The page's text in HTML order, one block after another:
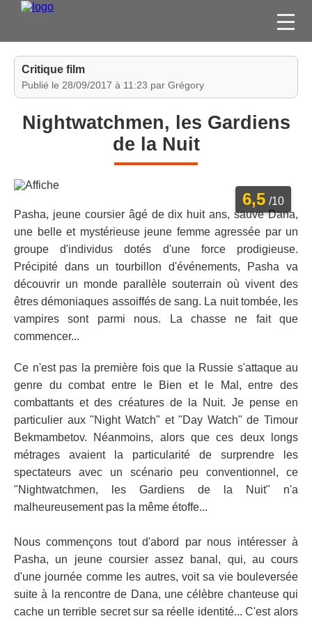
FILMS
JEUX VIDÉO
CONCOURS
ESPACE
MEMBRE
Critique film
Publié le 28/09/2017 à 11:23 par Grégory
Nightwatchmen, les Gardiens
de la Nuit
6,5 /10
Pasha, jeune coursier âgé de dix huit ans, sauve Dana,
une belle et mystérieuse jeune femme agressée par un
groupe d'individus dotés d'une force prodigieuse.
Précipité dans un tourbillon d'événements, Pasha va
découvrir un monde parallèle souterrain où vivent des
êtres démoniaques assoiffés de sang. La nuit tombée, les
vampires sont parmi nous. La chasse ne fait que
commencer...
Ce n'est pas la première fois que la Russie s'attaque au
genre du combat entre le Bien et le Mal, entre des
combattants et des créatures de la Nuit. Je pense en
particulier aux "Night Watch" et "Day Watch" de Timour
Bekmambetov. Néanmoins, alors que ces deux longs
métrages avaient la particularité de surprendre les
spectateurs avec un scénario peu conventionnel, ce
"Nightwatchmen, les Gardiens de la Nuit" n'a
malheureusement pas la même étoffe...
Nous commençons tout d'abord par nous intéresser à
Pasha, un jeune coursier assez banal, qui, au cours
d'une journée comme les autres, voit sa vie bouleversée
suite à la rencontre de Dana, une célèbre chanteuse qui
cache un terrible secret sur sa réelle identité... C'est alors